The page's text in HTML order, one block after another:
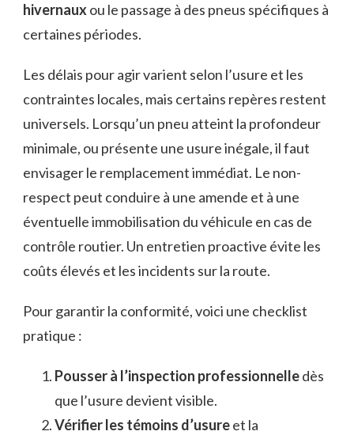
hivernaux ou le passage à des pneus spécifiques à
certaines périodes.
Les délais pour agir varient selon l’usure et les
contraintes locales, mais certains repères restent
universels. Lorsqu’un pneu atteint la profondeur
minimale, ou présente une usure inégale, il faut
envisager le remplacement immédiat. Le non-
respect peut conduire à une amende et à une
éventuelle immobilisation du véhicule en cas de
contrôle routier. Un entretien proactive évite les
coûts élevés et les incidents sur la route.
Pour garantir la conformité, voici une checklist
pratique :
Pousser à l’inspection professionnelledès
que l’usure devient visible.
Vérifier les témoins d’usureet la